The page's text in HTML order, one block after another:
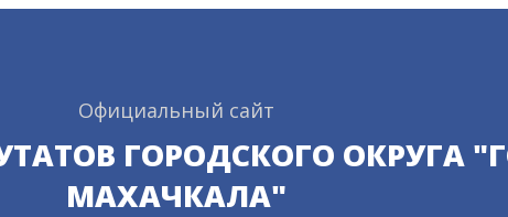
Официальный сайт
ГОРОДСКОГО ОКРУГА
МАХАЧКАЛА"